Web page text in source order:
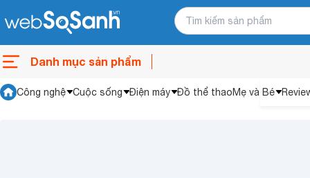
Danh mục sản phẩm
Công nghệ Cuộc sống Điện máy Đồ thể thaoMẹ và Bé